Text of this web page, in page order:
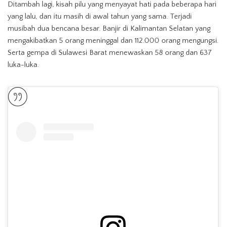
Ditambah lagi, kisah pilu yang menyayat hati pada beberapa hari
yang lalu, dan itu masih di awal tahun yang sama. Terjadi
musibah dua bencana besar. Banjir di Kalimantan Selatan yang
mengakibatkan 5 orang meninggal dan 112.000 orang mengungsi.
Serta gempa di Sulawesi Barat menewaskan 58 orang dan 637
luka-luka.